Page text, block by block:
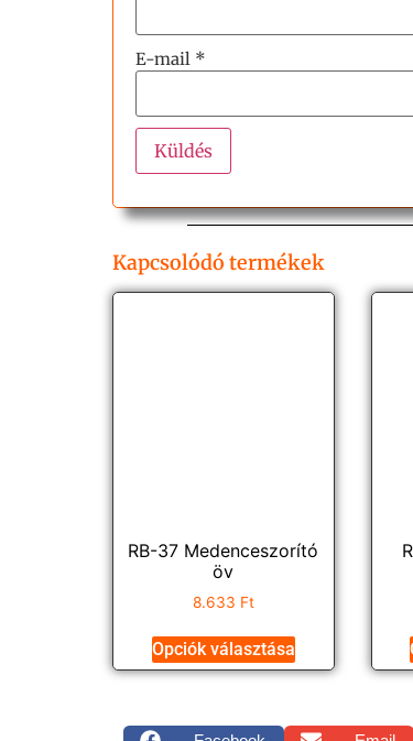
E-mail *
Kapcsolódó termékek
RB-37 Medenceszorító
öv
8.633 Ft
Opciók választása